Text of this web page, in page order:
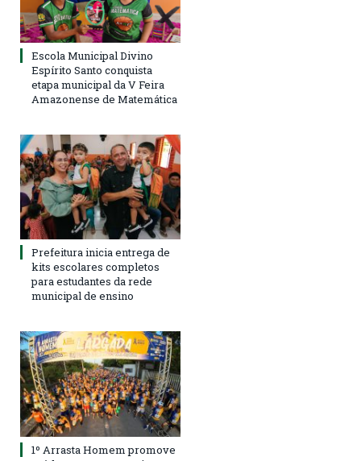
Escola Municipal Divino
Espírito Santo conquista
etapa municipal da V Feira
Amazonense de Matemática
Prefeitura inicia entrega de
kits escolares completos
para estudantes da rede
municipal de ensino
1º Arrasta Homem promove